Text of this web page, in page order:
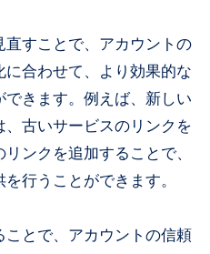
直すことで、アカウントの
合わせて、より効果的な
できます。例えば、新しい
古いサービスのリンクを
ンクを追加することで、
行うことができます。
とで、アカウントの信頼